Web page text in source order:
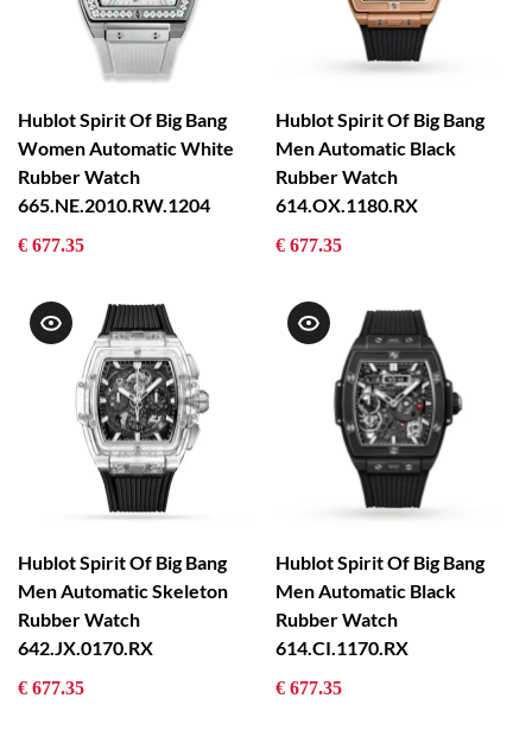
Hublot Spirit Of Big Bang
Women Automatic White
Rubber Watch
665.NE.2010.RW.1204
€ 677.35
Hublot Spirit Of Big Bang
Men Automatic Black
Rubber Watch
614.OX.1180.RX
€ 677.35
Hublot Spirit Of Big Bang
Men Automatic Skeleton
Rubber Watch
642.JX.0170.RX
€ 677.35
Hublot Spirit Of Big Bang
Men Automatic Black
Rubber Watch
614.CI.1170.RX
€ 677.35